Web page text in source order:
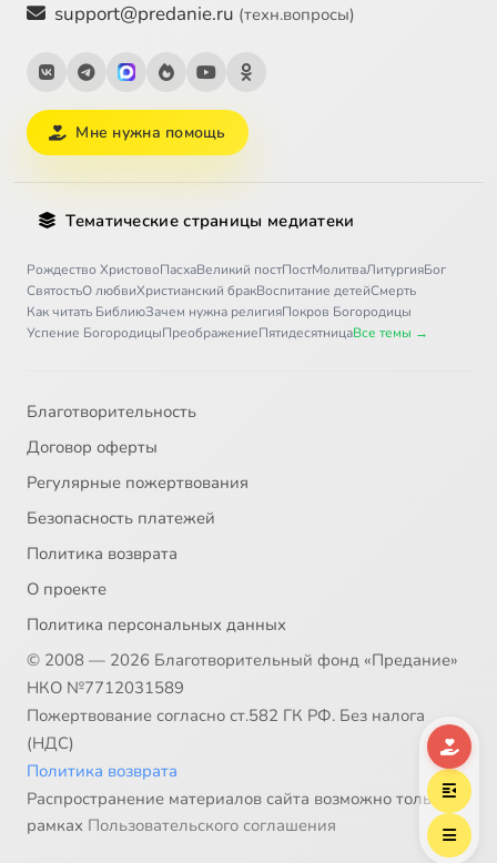
support@predanie.ru (техн.вопросы)
Мне нужна помощь
Тематические страницы медиатеки
Рождество ХристовоПасхаВеликий постПостМолитваЛитургияБог
СвятостьО любвиХристианский бракВоспитание детейСмерть
Как читать БиблиюЗачем нужна религияПокров Богородицы
Успение БогородицыПреображениеПятидесятницаВсе темы →
Благотворительность
Договор оферты
Регулярные пожертвования
Безопасность платежей
Политика возврата
О проекте
Политика персональных данных
© 2008 — 2026 Благотворительный фонд «Предание»
НКО №7712031589
Пожертвование согласно ст.582 ГК РФ. Без налога
(НДС)
Политика возврата
Распространение материалов сайта возможно только в
рамках Пользовательского соглашения